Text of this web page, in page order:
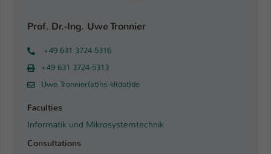
Prof. Dr.-Ing. Uwe Tronnier
+49 631 3724-5316
+49 631 3724-5313
Uwe.Tronnier(at)hs-kl(dot)de
Faculties
Informatik und Mikrosystemtechnik
Consultations